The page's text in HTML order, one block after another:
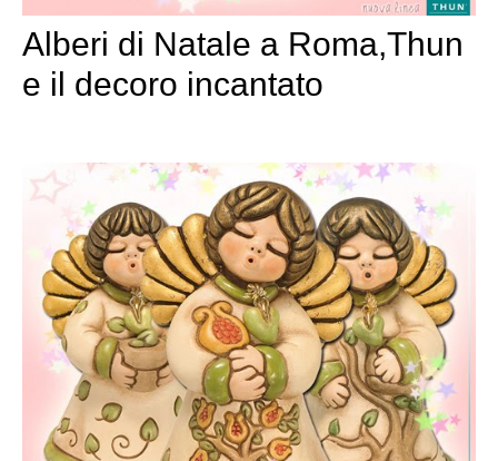
Alberi di Natale a Roma,Thun
e il decoro incantato